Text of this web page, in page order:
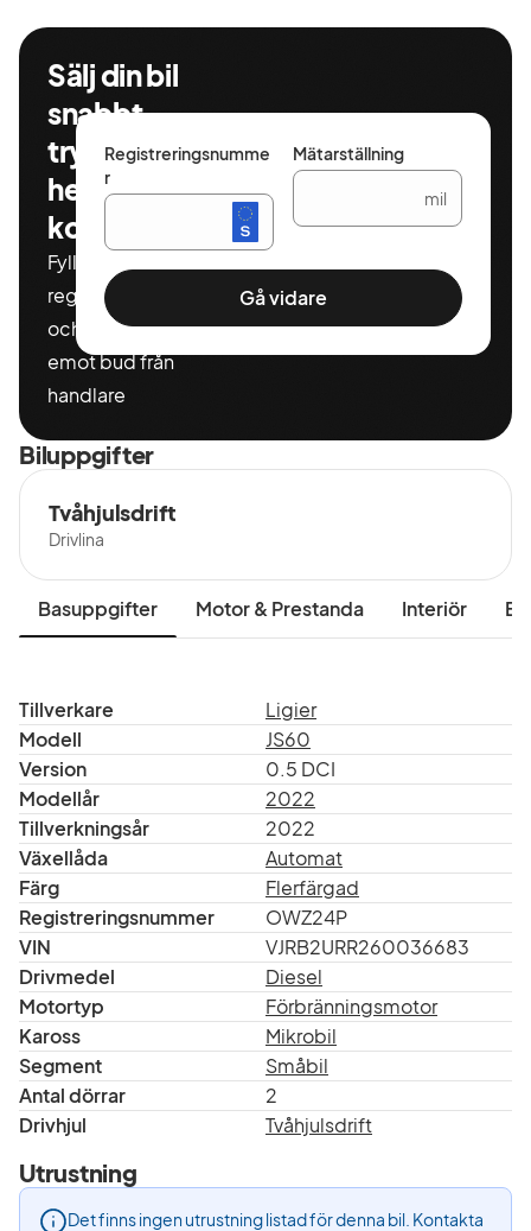
Sälj din bil
snabbt,
tryggt och
helt
kostnadsfritt
Fyll i ditt
registeringnummer
och miltal för att ta
emot bud från
handlare
Registreringsnumme
r
Mätarställning
mil
Gå vidare
Biluppgifter
Drivlina
Tvåhjulsdrift
Basuppgifter Motor & Prestanda Interiör
Tillverkare
Ligier
Modell
JS60
Version
0.5 DCI
Modellår
2022
Tillverkningsår
2022
Växellåda
Automat
Färg
Flerfärgad
Registreringsnummer
OWZ24P
VIN
VJRB2URR260036683
Drivmedel
Diesel
Motortyp
Förbränningsmotor
Kaross
Mikrobil
Segment
Småbil
Antal dörrar
2
Drivhjul
Tvåhjulsdrift
Utrustning
Det finns ingen utrustning listad för denna bil. Kontakta